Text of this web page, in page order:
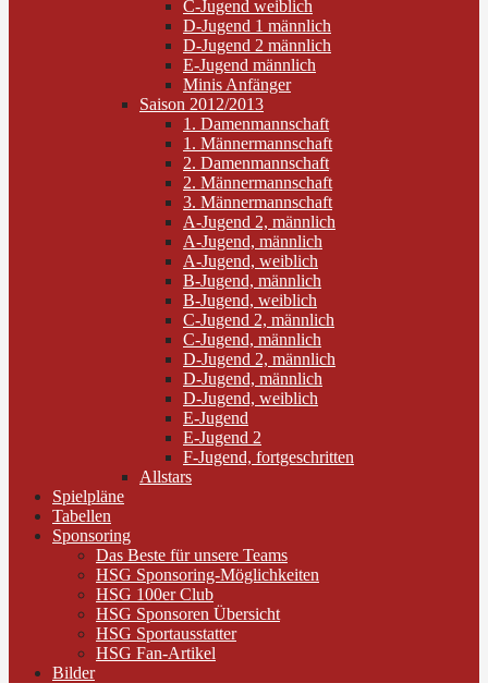
C-Jugend weiblich
D-Jugend 1 männlich
D-Jugend 2 männlich
E-Jugend männlich
Minis Anfänger
Saison 2012/2013
1. Damenmannschaft
1. Männermannschaft
2. Damenmannschaft
2. Männermannschaft
3. Männermannschaft
A-Jugend 2, männlich
A-Jugend, männlich
A-Jugend, weiblich
B-Jugend, männlich
B-Jugend, weiblich
C-Jugend 2, männlich
C-Jugend, männlich
D-Jugend 2, männlich
D-Jugend, männlich
D-Jugend, weiblich
E-Jugend
E-Jugend 2
F-Jugend, fortgeschritten
Allstars
Spielpläne
Tabellen
Sponsoring
Das Beste für unsere Teams
HSG Sponsoring-Möglichkeiten
HSG 100er Club
HSG Sponsoren Übersicht
HSG Sportausstatter
HSG Fan-Artikel
Bilder